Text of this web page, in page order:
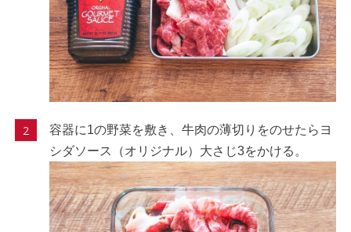
容器に1の野菜を敷き、牛肉の薄切りをのせたらヨ
シダソース（オリジナル）大さじ3をかける。